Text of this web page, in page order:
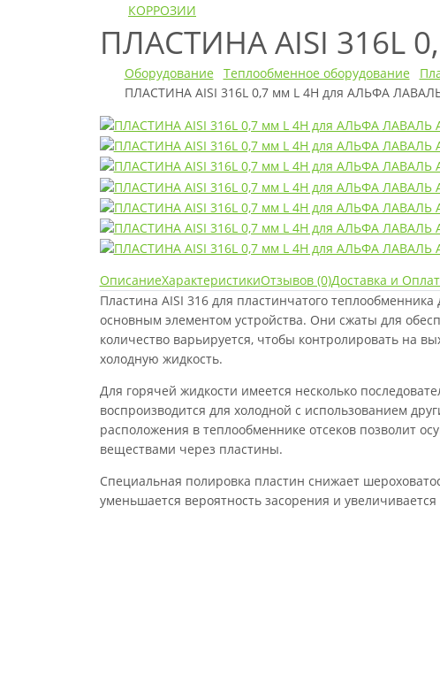
КОРРОЗИИ
ПЛАСТИНА AISI 316L
Оборудование Теплообменное оборудование
ПЛАСТИНА AISI 316L 0,7 мм L 4H для АЛЬФА
ОписаниеХарактеристикиОтзывов (0)Доставка и
Пластина AISI 316 для пластинчатого
основным элементом устройства. Они сжаты для
количество варьируется, чтобы контролировать на
холодную жидкость.
Для горячей жидкости имеется несколько
воспроизводится для холодной с использованием
расположения в теплообменнике отсеков позволит
веществами через пластины.
Специальная полировка пластин снижает
уменьшается вероятность засорения и